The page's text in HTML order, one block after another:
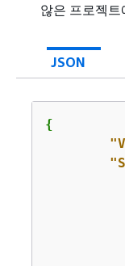
않은 프로젝
JSON
{